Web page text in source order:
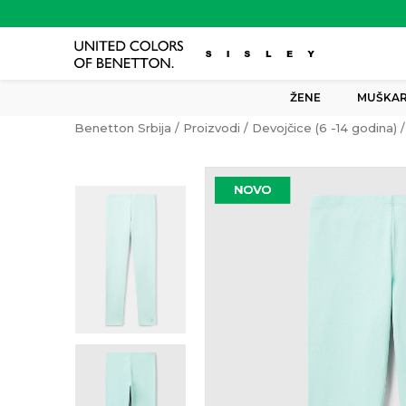
ŽENE
Benetton Srbija Proizvodi Devojčice (6 -14 godina)